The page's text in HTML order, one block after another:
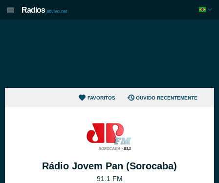
Radios aovivo.net
FAVORITOS OUVIDO RECENTEMENTE
Rádio Jovem Pan (Sorocaba)
91.1 FM